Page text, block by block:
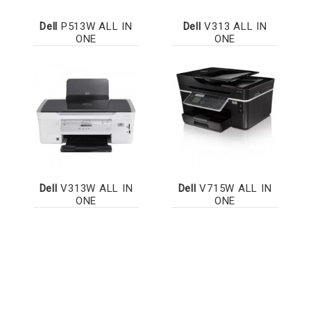
Dell P513W ALL IN
ONE
Dell V313 ALL IN
ONE
Dell V313W ALL IN
ONE
Dell V715W ALL IN
ONE